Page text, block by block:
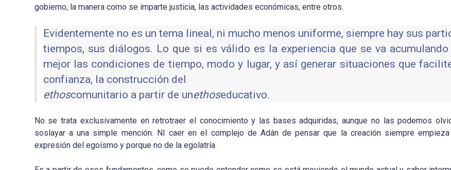
gobierno, la manera como se imparte justicia, las actividades económicas, entre otros.
Evidentemente no es un tema lineal, ni mucho menos uniforme, siempre hay sus
tiempos, sus diálogos. Lo que si es válido es la experiencia que se va
mejor las condiciones de tiempo, modo y lugar, y así generar situaciones que
confianza, la construcción del
ethoscomunitario a partir de unethoseducativo.
No se trata exclusivamente en retrotraer el conocimiento y las bases adquiridas, aunque no las podemos
soslayar a una simple mención. NI caer en el complejo de Adán de pensar que la creación siempre
expresión del egoísmo y porque no de la egolatría.